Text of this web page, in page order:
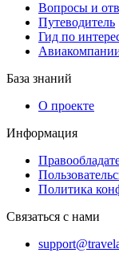
Вопросы и
Путеводитель
Гид по
База знаний
О проекте
Информация
Политика
Связаться с нами